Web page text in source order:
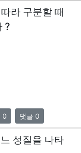
라 구분할 때
?
0 댓글 0
성질을 나타